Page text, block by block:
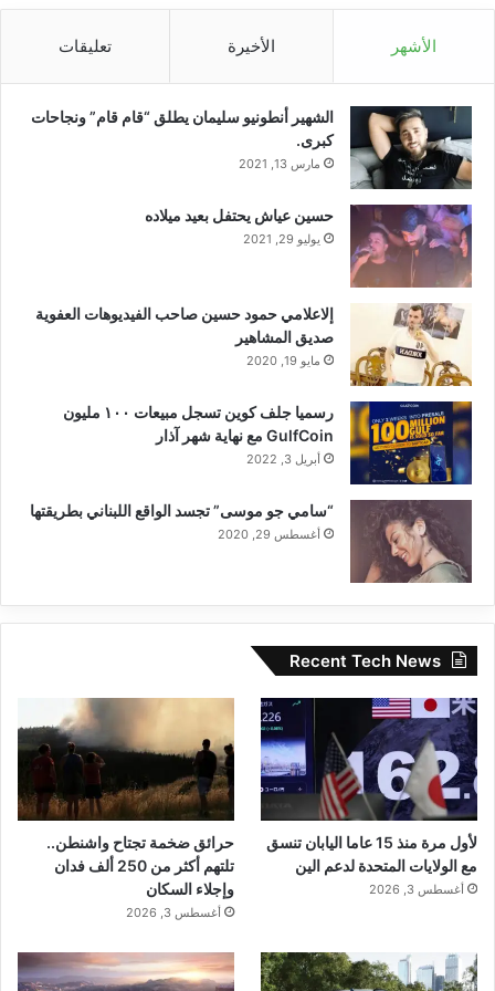
المستشعر تصميمًا خاصًا بحواجز عازلة عميقة
الإشارات.
الحساسية. وبعبارة بسيطة، فهو يساعد على عدم
فقدان الضوء داخل المستشعر، ولكن على أن
ينعكس بحيث يتلقى كل بكسل المزيد من الضوء
القابل للاستخدام.
يستخدم التصميم أيضًا مواد تعتمد على ثاني أكسيد
التيتانيوم وعدسات خاصة عالية الانكسار. إنهم
يوجهون الضوء بشكل أعمق إلى الثنائيات الضوئية
– وهي العناصر التي تحوله إلى إشارة.
حتى البكسلات المجهرية تحتفظ بالقدرة على
“جمع” ما يكفي من الضوء.
ونتيجة لذلك، يعمل المستشعر بشكل موثوق في
الإضاءة المنخفضة ويحافظ على تفاصيل الصورة
دون التضحية بالجودة لزيادة السطوع.
النطاق الديناميكي وتجسيد اللون
يوفر HP5 مخرجات 13 بت، مما يوفر انتقالات
لونية أكثر سلاسة وألوانًا أكثر ثراءً. تعمل بنية
يسمح بالتقاط الأضواء الساطعة والظلال العميقة
الأشهر الأخيرة تعليقات
الشهير أنطونيو سليمان يطلق “قام قام” ونجاحات
كبرى.
مارس 13, 2021
حسين عياش يحتفل بعيد ميلاده
يوليو 29, 2021
إلاعلامي حمود حسين صاحب الفيديوهات العفوية
صديق المشاهير
مايو 19, 2020
رسميا جلف كوين تسجل مبيعات ١٠٠ مليون
GulfCoin مع نهاية شهر آذار
أبريل 3, 2022
“سامي جو موسى” تجسد الواقع اللبناني بطريقتها
أغسطس 29, 2020
Recent Tech News
لأول مرة منذ 15 عاما اليابان تنسق
مع الولايات المتحدة لدعم الين
أغسطس 3, 2026
حرائق ضخمة تجتاح واشنطن..
تلتهم أكثر من 250 ألف فدان
وإجلاء السكان
أغسطس 3, 2026